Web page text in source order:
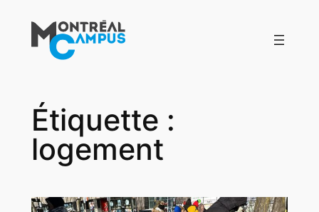
contenu
Étiquette :
logement